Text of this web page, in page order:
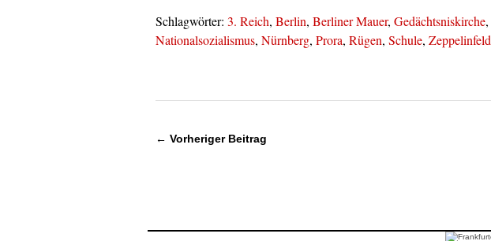
Schlagwörter: 3. Reich, Berlin, Berliner Mauer, Gedächtsniskirche,
Nationalsozialismus, Nürnberg, Prora, Rügen, Schule, Zeppelinfeld
← Vorheriger Beitrag